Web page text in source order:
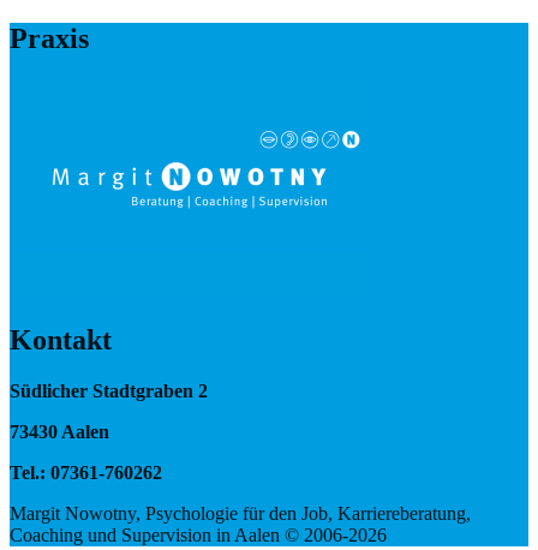
Praxis
Kontakt
Südlicher Stadtgraben 2
73430 Aalen
Tel.: 07361-760262
Margit Nowotny, Psychologie für den Job, Karriereberatung,
Coaching und Supervision in Aalen © 2006-2026